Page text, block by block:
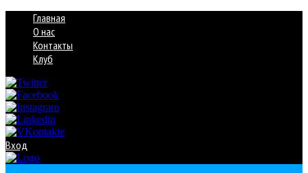
Главная
О нас
Контакты
Клуб
Вход